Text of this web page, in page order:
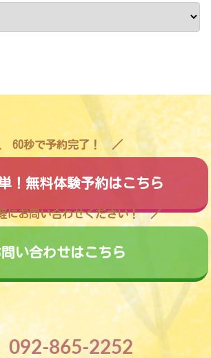
60秒で予約完了！
単！無料体験予約はこちら
にお問い合わせください！
問い合わせはこちら
092-865-2252